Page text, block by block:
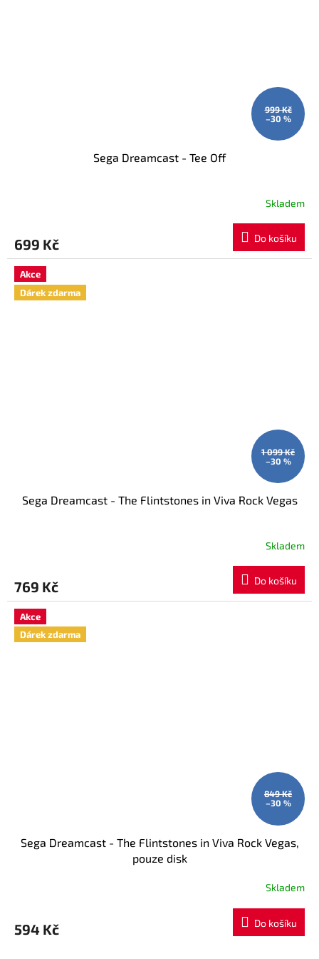
999 Kč
–30 %
Sega Dreamcast - Tee Off
Skladem
699 Kč Do košíku
Akce
Dárek zdarma
1 099 Kč
–30 %
Sega Dreamcast - The Flintstones in Viva Rock Vegas
Skladem
769 Kč Do košíku
Akce
Dárek zdarma
849 Kč
–30 %
Sega Dreamcast - The Flintstones in Viva Rock Vegas,
pouze disk
Skladem
594 Kč Do košíku